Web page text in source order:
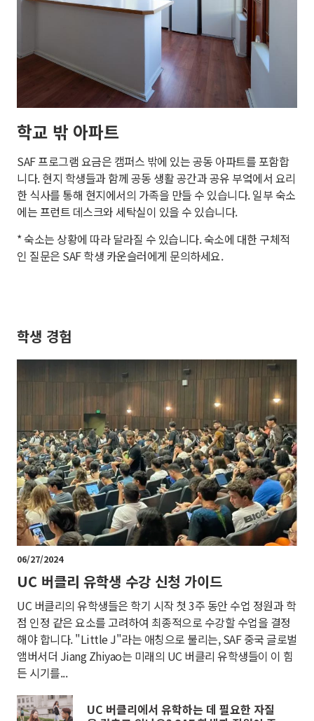
학교 밖 아파트
SAF 프로그램 요금은 캠퍼스 밖에 있는 공동 아파트를 포함합
니다. 현지 학생들과 함께 공동 생활 공간과 공유 부엌에서 요리
한 식사를 통해 현지에서의 가족을 만들 수 있습니다. 일부 숙소
에는 프런트 데스크와 세탁실이 있을 수 있습니다.
* 숙소는 상황에 따라 달라질 수 있습니다. 숙소에 대한 구체적
인 질문은 SAF 학생 카운슬러에게 문의하세요.
학생 경험
06/27/2024
UC 버클리 유학생 수강 신청 가이드
UC 버클리의 유학생들은 학기 시작 첫 3주 동안 수업 정원과 학
점 인정 같은 요소를 고려하여 최종적으로 수강할 수업을 결정
해야 합니다. "Little J"라는 애칭으로 불리는, SAF 중국 글로벌
앰버서더 Jiang Zhiyao는 미래의 UC 버클리 유학생들이 이 힘
든 시기를...
UC 버클리에서 유학하는 데 필요한 자질